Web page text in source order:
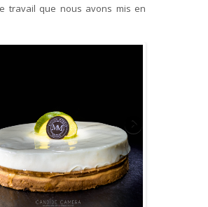
travail que nous avons mis en